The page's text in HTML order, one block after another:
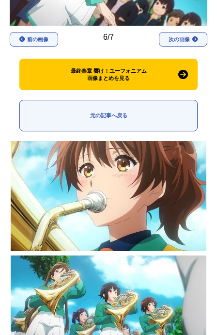
今期アニメ曜日別一覧
春アニメ 夏アニメ
秋アニメ
男性声優/女性声優一覧
6/7
前の画像 次の画像
最終楽章 響け！ユーフォニアム
画像まとめを見る
元の記事へ戻る